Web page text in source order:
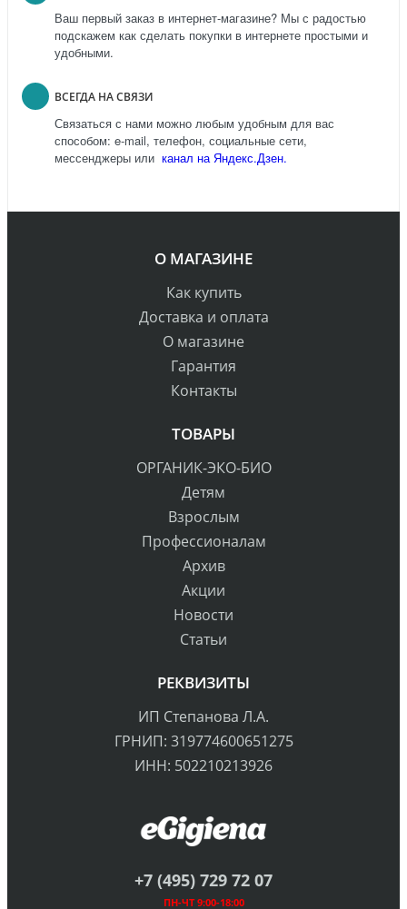
Ваш первый заказ в интернет-магазине? Мы с радостью
подскажем как сделать покупки в интернете простыми и
удобными.
ВСЕГДА НА СВЯЗИ
Связаться с нами можно любым удобным для вас
способом: e-mail, телефон, социальные сети,
мессенджеры или канал на Яндекс.Дзен.
О МАГАЗИНЕ
Как купить
Доставка и оплата
О магазине
Гарантия
Контакты
ТОВАРЫ
ОРГАНИК-ЭКО-БИО
Детям
Взрослым
Профессионалам
Архив
Акции
Новости
Статьи
РЕКВИЗИТЫ
ИП Степанова Л.А.
ГРНИП: 319774600651275
ИНН: 502210213926
+7 (495) 729 72 07
ПН-ЧТ 9:00-18:00